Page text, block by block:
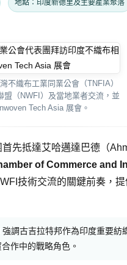
地點：印度新德里及主要產業聚落
不織布工業同業公會（TNFIA）
（NWFI）及當地業者交流，並
Tech Asia 展會。
先抵達艾哈邁達巴德（
of Commerce and
技術交流的關鍵前奏，
強調古吉拉特邦作為印度重要紡
作中的戰略角色。